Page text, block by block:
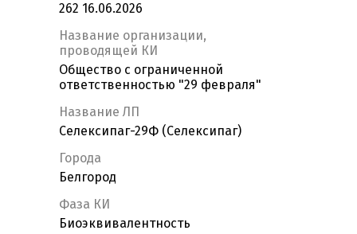
262 16.06.2026
Название организации,
проводящей КИ
Общество с ограниченной
ответственностью "29 февраля"
Название ЛП
Селексипаг-29Ф (Селексипаг)
Города
Белгород
Фаза КИ
Биоэквивалентность